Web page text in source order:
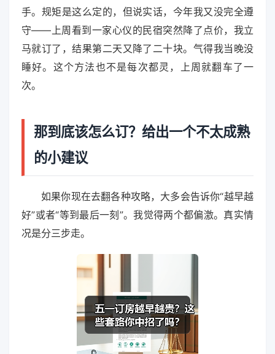
手。规矩是这么定的，但说实话，今年我又没完全遵
守——上周看到一家心仪的民宿突然降了点价，我立
马就订了，结果第二天又降了二十块。气得我当晚没
睡好。这个方法也不是每次都灵，上周就翻车了一
次。
那到底该怎么订？给出一个不太成熟
的小建议
如果你现在去翻各种攻略，大多会告诉你“越早越
好”或者“等到最后一刻”。我觉得两个都偏激。真实情
况是分三步走。